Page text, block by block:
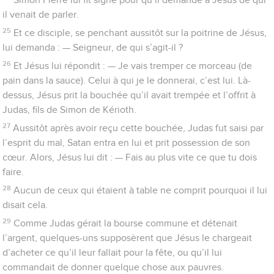
il venait de parler.
25 Et ce disciple, se penchant aussitôt sur la poitrine de Jésus,
lui demanda : — Seigneur, de qui s’agit-il ?
26 Et Jésus lui répondit : — Je vais tremper ce morceau (de
pain dans la sauce). Celui à qui je le donnerai, c’est lui. Là-
dessus, Jésus prit la bouchée qu’il avait trempée et l’offrit à
Judas, fils de Simon de Kérioth.
27 Aussitôt après avoir reçu cette bouchée, Judas fut saisi par
l’esprit du mal, Satan entra en lui et prit possession de son
cœur. Alors, Jésus lui dit : — Fais au plus vite ce que tu dois
faire.
28 Aucun de ceux qui étaient à table ne comprit pourquoi il lui
disait cela.
29 Comme Judas gérait la bourse commune et détenait
l’argent, quelques-uns supposèrent que Jésus le chargeait
d’acheter ce qu’il leur fallait pour la fête, ou qu’il lui
commandait de donner quelque chose aux pauvres.